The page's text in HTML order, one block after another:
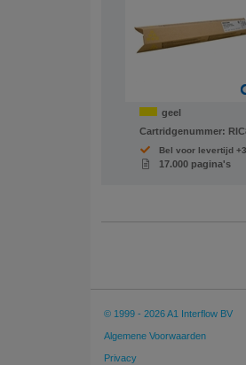
geel
Cartridgenummer:
Bel voor levertijd
17.000 pagina's
© 1999 - 2026 A1 Interflow BV
Algemene Voorwaarden
Privacy